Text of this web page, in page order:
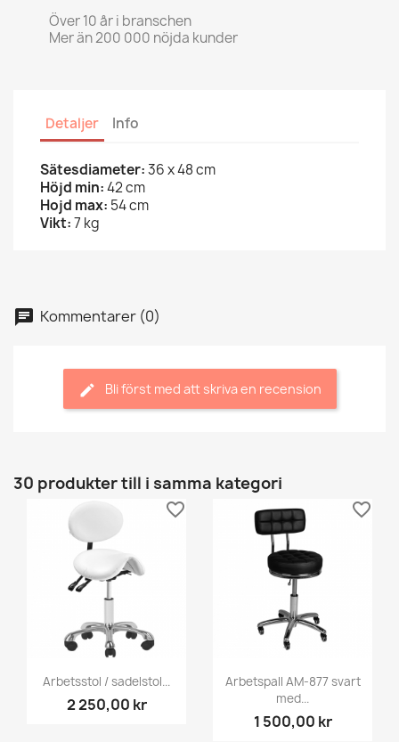
Över 10 år i branschen
Mer än 200 000 nöjda kunder
Detaljer Info
Sätesdiameter:36 x 48 cm
Höjd min:42 cm
Hojd max: 54 cm
Vikt:7 kg
Kommentarer (0)
Bli först med att skriva en recension
30 produkter till i samma kategori
Arbetsstol / sadelstol...
2 250,00 kr
favorite_border
Arbetspall AM-877 svart
med...
1 500,00 kr
favorite_border